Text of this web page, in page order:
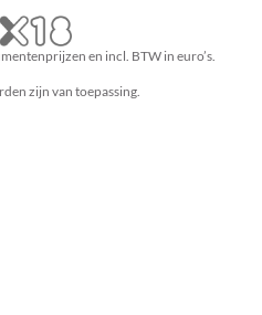
en incl. BTW in euro’s.
zijn van toepassing.